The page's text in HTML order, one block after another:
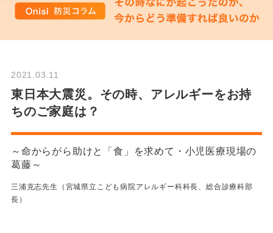
2021.03.11
東日本大震災。その時、アレルギーをお持
ちのご家庭は？
～命からがら助けと「食」を求めて・小児医療現場の
葛藤～
三浦克志先生（宮城県立こども病院アレルギー科科長、総合診療科部
長）